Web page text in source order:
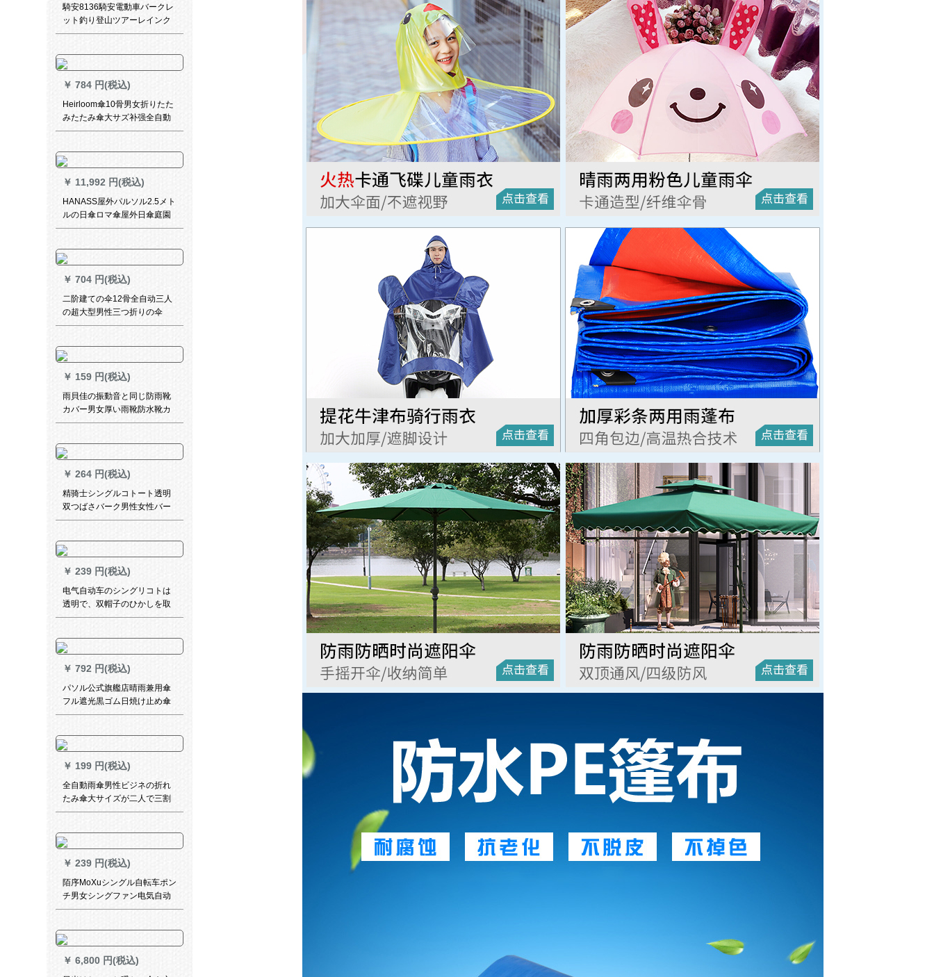
騎安8136騎安電動車バークレ
ット釣り登山ツアーレインク
ーリング分身式二階帽子付気
￥ 784 円(税込)
Heirloom傘10骨男女折りたた
みたたみ傘大サズ补强全自動
傘車用傘ビジ晴雨兼用傘
￥ 11,992 円(税込)
HANASS屋外パルソル2.5メト
ルの日傘ロマ傘屋外日傘庭園
レジカ傘の屋台ボックス傘広
￥ 704 円(税込)
二阶建ての伞12骨全自动三人
の超大型男性三つ折りの伞
1.26 m折りたたみの日伞に女
オーダメールLOGO纯黒骨补
强强风1.26 m雨止め(2-3人)
￥ 159 円(税込)
雨貝佳の振動音と同じ防雨靴
カバー男女厚い雨靴防水靴カ
バベルトである折れ曲がった
カバ白M
￥ 264 円(税込)
精骑士シングルコトート透明
双つばさバーク男性女性バー
テカリを厚くした大人の骑行
￥ 239 円(税込)
电气自动车のシングリコトは
透明で、双帽子のひかしを取
り外して、厚いオークとし
としてのバーテッカのポンチ
を増やします。
￥ 792 円(税込)
パソル公式旗艦店晴雨兼用傘
フル遮光黒ゴム日焼け止め傘
三つ折り紙パルソル雨露バー2
￥ 199 円(税込)
全自動雨傘男性ビジネの折れ
たみ傘大サイズが二人で三割
引きで大人の男女を晴れから
￥ 239 円(税込)
陌序MoXuシングル自転车ポン
チ男女シングファン电気自动
车自転车ラインコの大きな帽
いです。
￥ 6,800 円(税込)